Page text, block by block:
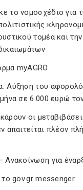
το νομοσχέδιο για
τομέα και
myAGRO
Αύξηση του
σε 6.000 ευρώ
οι
απαιτείται πλέον
Ανακοίνωση για
το gov.gr messenger